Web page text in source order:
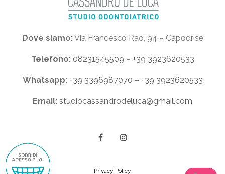
Dove siamo:Via Francesco Rao, 94 – Capodrise
Telefono: 08231545509 – +39 3923620533
Whatsapp: +39 3396987070 – +39 3923620533
Email: studiocassandrodeluca@gmail.com
Privacy Policy